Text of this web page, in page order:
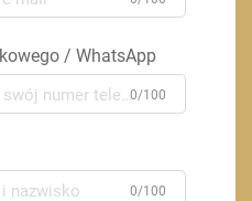
/ WhatsApp
0/100
0/100